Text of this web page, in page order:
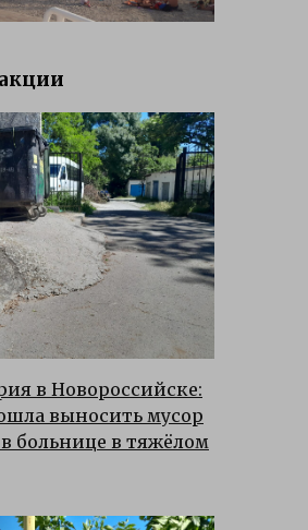
в Новороссийске:
выносить мусор
в больнице в тяжёлом